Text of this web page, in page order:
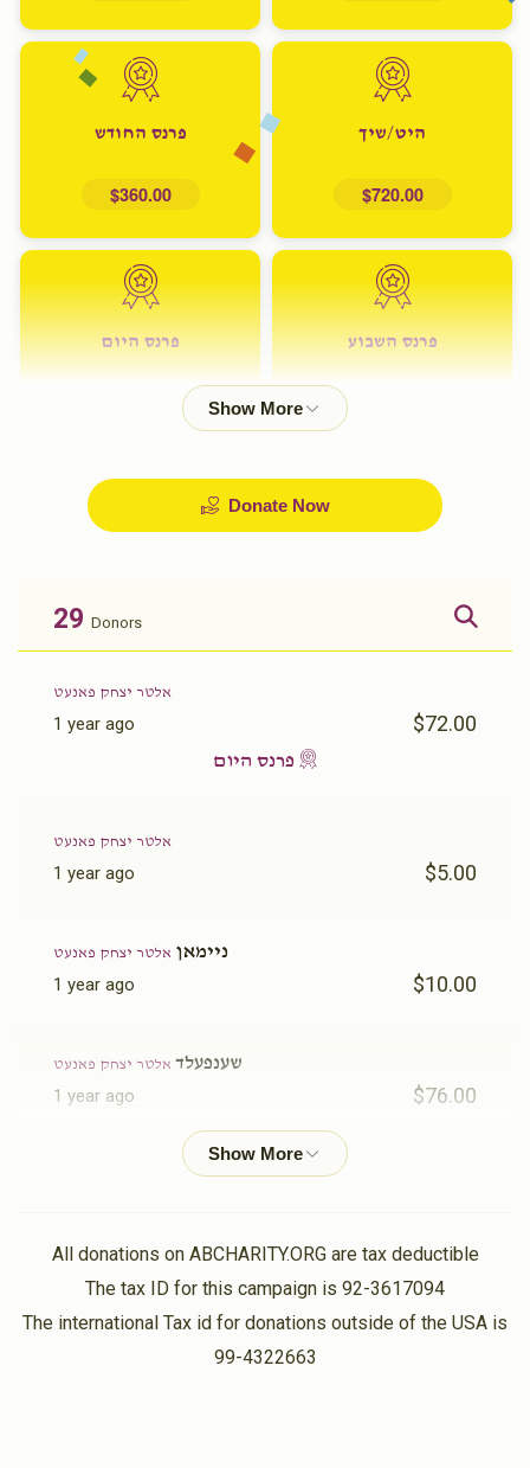
היט/שיך
$720.00
פרנס החודש
$360.00
פרנס השבוע פרנס היום
Donate Now
29 Donors
אלטר יצחק פאנעט
1 year ago $72.00
פרנס היום
אלטר יצחק פאנעט
1 year ago $5.00
ניימאן אלטר יצחק פאנעט
1 year ago $10.00
שענפעלד אלטר יצחק פאנעט
1 year ago $76.00
מייזליש
נפתלי עקשטיין אלטר יצחק פאנעט
1 year ago $36.00
All donations on ABCHARITY.ORG are tax deductible
The tax ID for this campaign is 92-3617094
The international Tax id for donations outside of the USA is
99-4322663